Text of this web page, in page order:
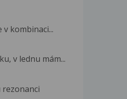
kombinaci...
v lednu mám...